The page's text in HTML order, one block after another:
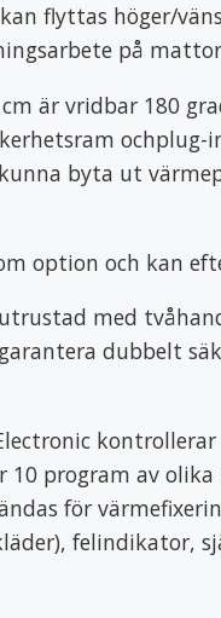
flyttas höger/
på
cm är vridbar 180
byta ut
option och kan
med
dubbelt
10 program av
för
felindikator,